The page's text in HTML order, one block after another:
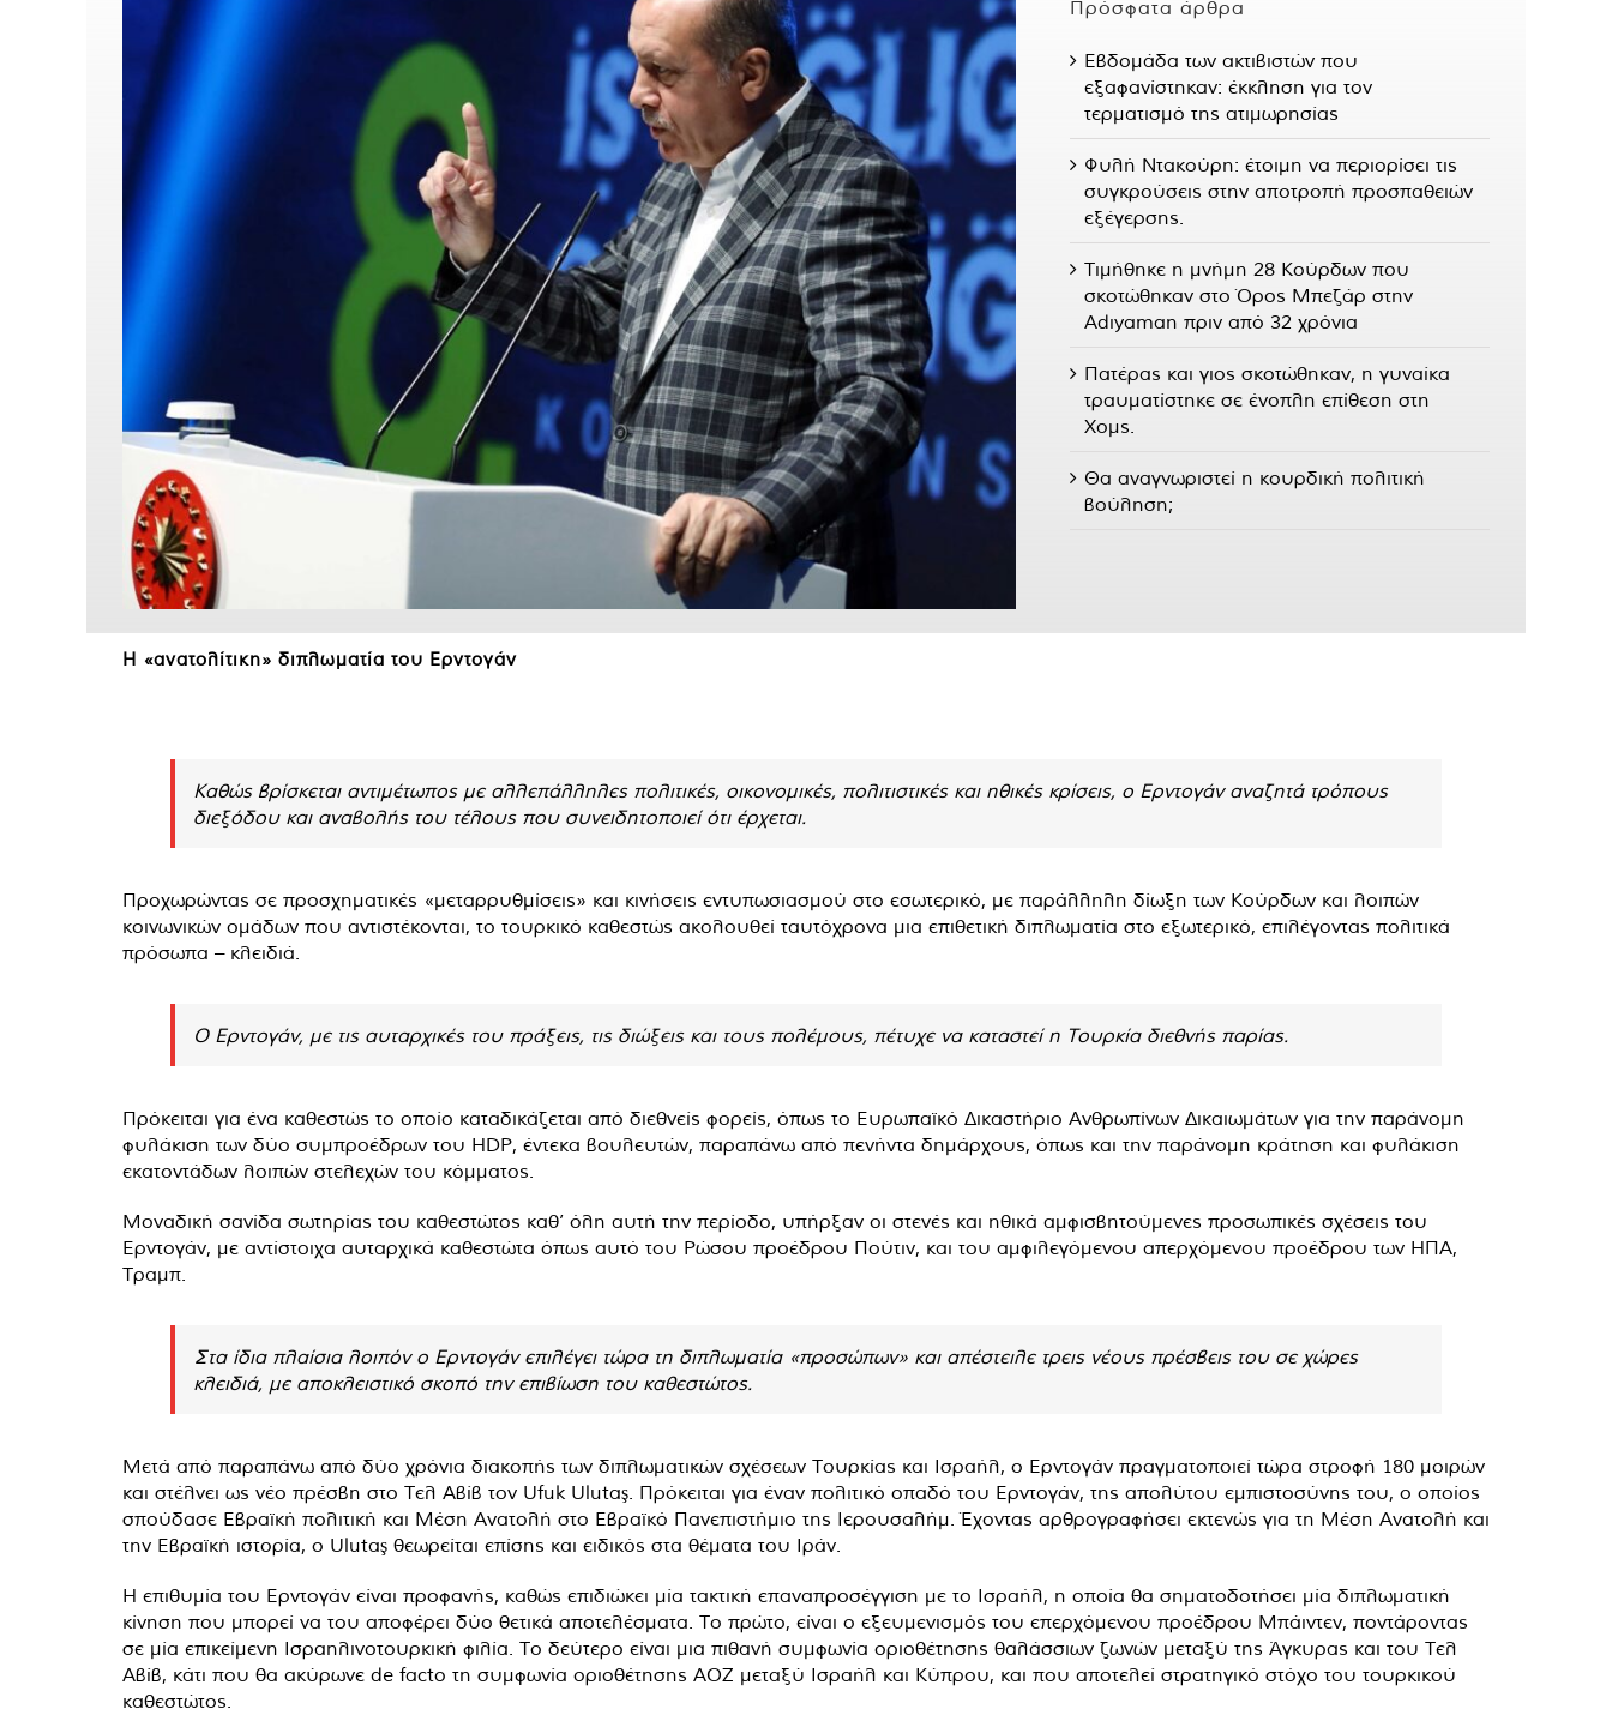
Πρόσφατα άρθρα
Εβδομάδα των ακτιβιστών που
εξαφανίστηκαν: έκκληση για τον
τερματισμό της ατιμωρησίας
Φυλή Ντακούρη: έτοιμη να περιορίσει τις
συγκρούσεις στην αποτροπή προσπαθειών
εξέγερσης.
Τιμήθηκε η μνήμη 28 Κούρδων που
σκοτώθηκαν στο Όρος Μπεζάρ στην
Adıyaman πριν από 32 χρόνια
Πατέρας και γιος σκοτώθηκαν, η γυναίκα
τραυματίστηκε σε ένοπλη επίθεση στη
Χομς.
Θα αναγνωριστεί η κουρδική πολιτική
βούληση;
Η «ανατολίτικη» διπλωματία του Ερντογάν
Καθώς βρίσκεται αντιμέτωπος με αλλεπάλληλες πολιτικές, οικονομικές, πολιτιστικές και ηθικές κρίσεις, ο Ερντογάν αναζητά τρόπους
διεξόδου και αναβολής του τέλους που συνειδητοποιεί ότι έρχεται.
Προχωρώντας σε προσχηματικές «μεταρρυθμίσεις» και κινήσεις εντυπωσιασμού στο εσωτερικό, με παράλληλη δίωξη των Κούρδων και λοιπών
κοινωνικών ομάδων που αντιστέκονται, το τουρκικό καθεστώς ακολουθεί ταυτόχρονα μια επιθετική διπλωματία στο εξωτερικό, επιλέγοντας πολιτικά
πρόσωπα – κλειδιά.
Ο Ερντογάν, με τις αυταρχικές του πράξεις, τις διώξεις και τους πολέμους, πέτυχε να καταστεί η Τουρκία διεθνής παρίας.
Πρόκειται για ένα καθεστώς το οποίο καταδικάζεται από διεθνείς φορείς, όπως το Ευρωπαϊκό Δικαστήριο Ανθρωπίνων Δικαιωμάτων για την παράνομη
φυλάκιση των δύο συμπροέδρων του HDP, έντεκα βουλευτών, παραπάνω από πενήντα δημάρχους, όπως και την παράνομη κράτηση και φυλάκιση
εκατοντάδων λοιπών στελεχών του κόμματος.
Μοναδική σανίδα σωτηρίας του καθεστώτος καθ’ όλη αυτή την περίοδο, υπήρξαν οι στενές και ηθικά αμφισβητούμενες προσωπικές σχέσεις του
Ερντογάν, με αντίστοιχα αυταρχικά καθεστώτα όπως αυτό του Ρώσου προέδρου Πούτιν, και του αμφιλεγόμενου απερχόμενου προέδρου των ΗΠΑ,
Τραμπ.
Στα ίδια πλαίσια λοιπόν ο Ερντογάν επιλέγει τώρα τη διπλωματία «προσώπων» και απέστειλε τρεις νέους πρέσβεις του σε χώρες
κλειδιά, με αποκλειστικό σκοπό την επιβίωση του καθεστώτος.
Μετά από παραπάνω από δύο χρόνια διακοπής των διπλωματικών σχέσεων Τουρκίας και Ισραήλ, ο Ερντογάν πραγματοποιεί τώρα στροφή 180 μοιρών
και στέλνει ως νέο πρέσβη στο Τελ Αβίβ τον Ufuk Ulutaş. Πρόκειται για έναν πολιτικό οπαδό του Ερντογάν, της απολύτου εμπιστοσύνης του, ο οποίος
σπούδασε Εβραϊκή πολιτική και Μέση Ανατολή στο Εβραϊκό Πανεπιστήμιο της Ιερουσαλήμ. Έχοντας αρθρογραφήσει εκτενώς για τη Μέση Ανατολή και
την Εβραϊκή ιστορία, ο Ulutaş θεωρείται επίσης και ειδικός στα θέματα του Ιράν.
Η επιθυμία του Ερντογάν είναι προφανής, καθώς επιδιώκει μία τακτική επαναπροσέγγιση με το Ισραήλ, η οποία θα σηματοδοτήσει μία διπλωματική
κίνηση που μπορεί να του αποφέρει δύο θετικά αποτελέσματα. Το πρώτο, είναι ο εξευμενισμός του επερχόμενου προέδρου Μπάιντεν, ποντάροντας
σε μία επικείμενη Ισραηλινοτουρκική φιλία. Το δεύτερο είναι μια πιθανή συμφωνία οριοθέτησης θαλάσσιων ζωνών μεταξύ της Άγκυρας και του Τελ
Αβίβ, κάτι που θα ακύρωνε de facto τη συμφωνία οριοθέτησης ΑΟΖ μεταξύ Ισραήλ και Κύπρου, και που αποτελεί στρατηγικό στόχο του τουρκικού
καθεστώτος.